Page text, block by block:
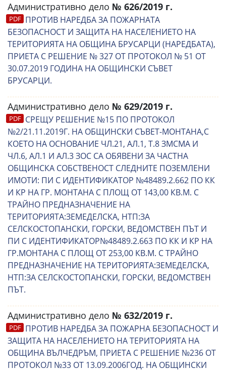
Административно дело № 626/2019 г.
ПРОТИВ НАРЕДБА ЗА ПОЖАРНАТА
БЕЗОПАСНОСТ И ЗАЩИТА НА НАСЕЛЕНИЕТО НА
ТЕРИТОРИЯТА НА ОБЩИНА БРУСАРЦИ (НАРЕДБАТА),
ПРИЕТА С РЕШЕНИЕ № 327 ОТ ПРОТОКОЛ № 51 ОТ
30.07.2019 ГОДИНА НА ОБЩИНСКИ СЪВЕТ
БРУСАРЦИ.
Административно дело № 629/2019 г.
СРЕЩУ РЕШЕНИЕ №15 ПО ПРОТОКОЛ
№2/21.11.2019Г. НА ОБЩИНСКИ СЪВЕТ-МОНТАНА,С
КОЕТО НА ОСНОВАНИЕ ЧЛ.21, АЛ.1, Т.8 ЗМСМА И
ЧЛ.6, АЛ.1 И АЛ.3 ЗОС СА ОБЯВЕНИ ЗА ЧАСТНА
ОБЩИНСКА СОБСТВЕНОСТ СЛЕДНИТЕ ПОЗЕМЛЕНИ
ИМОТИ: ПИ С ИДЕНТИФИКАТОР №48489.2.662 ПО КК
И КР НА ГР. МОНТАНА С ПЛОЩ ОТ 143,00 КВ.М. С
ТРАЙНО ПРЕДНАЗНАЧЕНИЕ НА
ТЕРИТОРИЯТА:ЗЕМЕДЕЛСКА, НТП:ЗА
СЕЛСКОСТОПАНСКИ, ГОРСКИ, ВЕДОМСТВЕН ПЪТ И
ПИ С ИДЕНТИФИКАТОР№48489.2.663 ПО КК И КР НА
ГР.МОНТАНА С ПЛОЩ ОТ 253,00 КВ.М. С ТРАЙНО
ПРЕДНАЗНАЧЕНИЕ НА ТЕРИТОРИЯТА:ЗЕМЕДЕЛСКА,
НТП:ЗА СЕЛСКОСТОПАНСКИ, ГОРСКИ, ВЕДОМСТВЕН
ПЪТ.
Административно дело № 632/2019 г.
ПРОТИВ НАРЕДБА ЗА ПОЖАРНА БЕЗОПАСНОСТ И
ЗАЩИТА НА НАСЕЛЕНИЕТО НА ТЕРИТОРИЯТА НА
ОБЩИНА ВЪЛЧЕДРЪМ, ПРИЕТА С РЕШЕНИЕ №236 ОТ
ПРОТОКОЛ №33 ОТ 13.09.2006ГОД. НА ОБЩИНСКИ